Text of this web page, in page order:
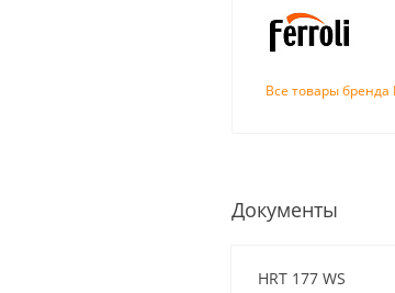
Все товары бренда
Документы
HRT 177 WS